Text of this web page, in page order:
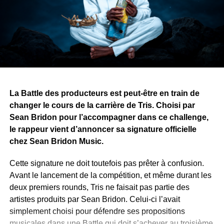
divisent les peuples, tandis que les histoires, la musique
et l’art peuvent les rassembler.
Avec ce projet, Yvy Real Killer démontre que son talent
ne se limite pas à la musique. Alors que le premier tome
au public.
WhatsApp
Facebook
X Telegram
Email
>>
La Battle des producteurs est peut-être en train de
changer le cours de la carrière de Tris. Choisi par
Sean Bridon pour l’accompagner dans ce challenge,
le rappeur vient d’annoncer sa signature officielle
chez Sean Bridon Music.
Cette signature ne doit toutefois pas prêter à confusion.
Avant le lancement de la compétition, et même durant les
deux premiers rounds, Tris ne faisait pas partie des
artistes produits par Sean Bridon. Celui-ci l’avait
simplement choisi pour défendre ses propositions